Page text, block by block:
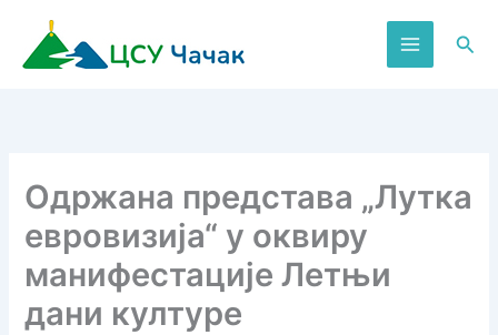
садржај
Одржана представа „Лутка
евровизија“ у оквиру
манифестације Летњи
дани културе